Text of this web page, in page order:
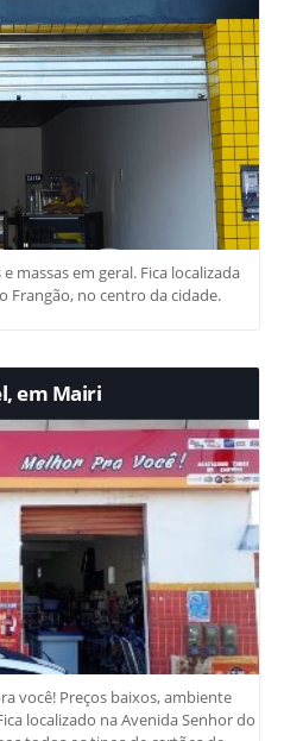
massas em geral. Fica localizada
Frangão, no centro da cidade.
em Mairi
você! Preços baixos, ambiente
localizado na Avenida Senhor do